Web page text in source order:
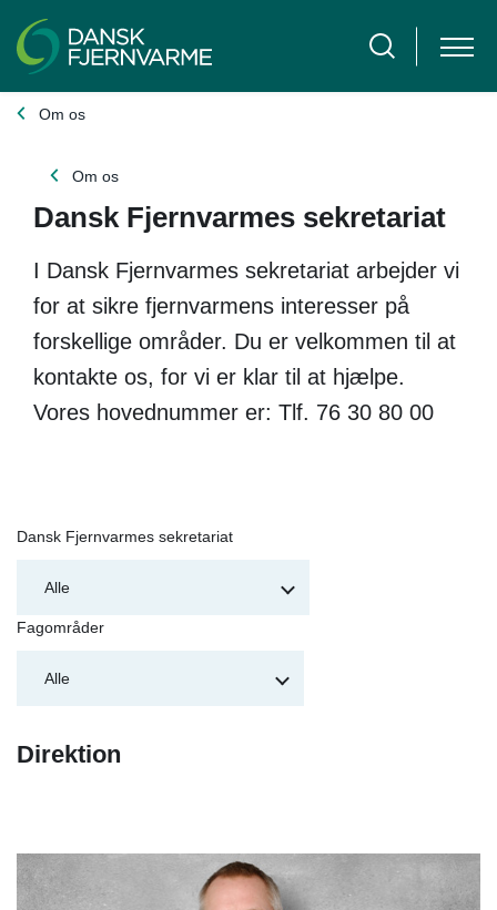
Om os
Om os
Dansk Fjernvarmes sekretariat
I Dansk Fjernvarmes sekretariat arbejder vi
for at sikre fjernvarmens interesser på
forskellige områder. Du er velkommen til at
kontakte os, for vi er klar til at hjælpe.
Vores hovednummer er: Tlf. 76 30 80 00
Dansk Fjernvarmes sekretariat
Fagområder
Direktion